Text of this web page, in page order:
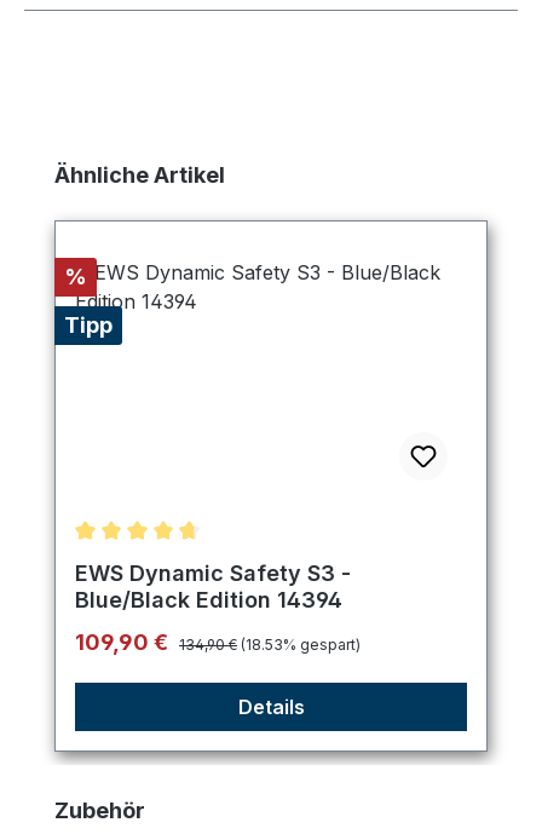
Produktgalerie überspringen
Ähnliche Artikel
Rabatt
%
Tipp
Durchschnittliche Bewertung von 4.75 von 5
EWS Dynamic Safety S3 -
Blue/Black Edition 14394
Verkaufspreis:
109,90 € Regulärer Preis:
134,90 € (18.53% gespart)
Details
Produktgalerie überspringen
Zubehör